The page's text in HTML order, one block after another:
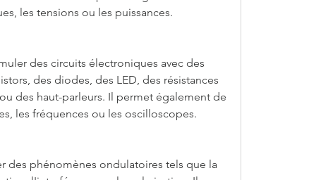
les tensions ou les puissances.
des circuits électroniques avec des
des diodes, des LED, des résistances
des haut-parleurs. Il permet également de
les fréquences ou les oscilloscopes.
des phénomènes ondulatoires tels que la